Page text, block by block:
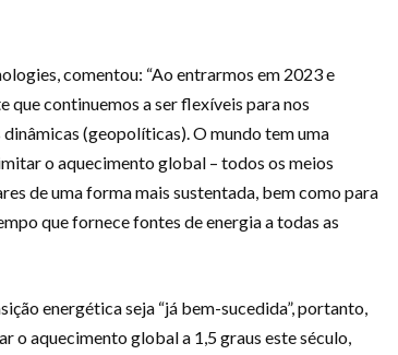
comentou: “Ao entrarmos em 2023 e
continuemos a ser flexíveis para nos
(geopolíticas). O mundo tem uma
o aquecimento global – todos os meios
de uma forma mais sustentada, bem como para
que fornece fontes de energia a todas as
energética seja “já bem-sucedida”, portanto,
aquecimento global a 1,5 graus este século,